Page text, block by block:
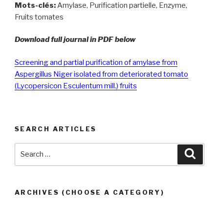
Mots-clés:Amylase, Purification partielle, Enzyme,
Fruits tomates
Download full journal in PDF below
Screening and partial purification of amylase from
Aspergillus Niger isolated from deteriorated tomato
(Lycopersicon Esculentum mill.) fruits
SEARCH ARTICLES
ARCHIVES (CHOOSE A CATEGORY)